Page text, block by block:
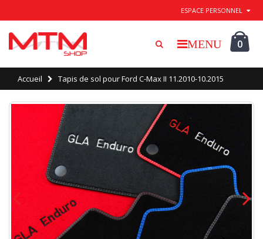
ESPACE PERSONNEL
0
Accueil Tapis de sol pour Ford C-Max II 11.2010-10.2015